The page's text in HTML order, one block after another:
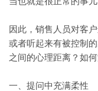
因此，销售人员对客
或者听起来有被控制
之间的心理距离？如
一、提问中充满柔性